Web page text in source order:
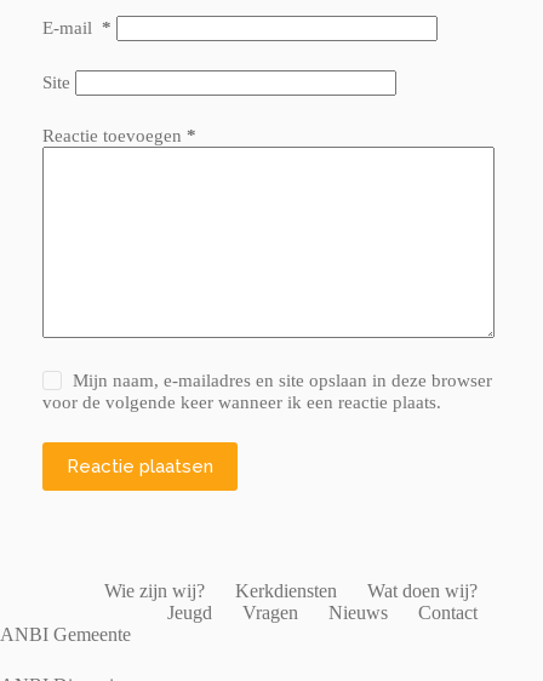
E-mail *
Site
Reactie toevoegen *
Mijn naam, e-mailadres en site opslaan in deze browser
voor de volgende keer wanneer ik een reactie plaats.
Reactie plaatsen
Wie zijn wij? Kerkdiensten
Wat doen wij?
Jeugd
Vragen Nieuws
Contact
ANBI Gemeente